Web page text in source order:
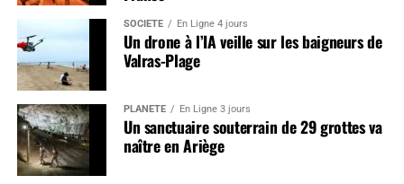
SOCIÉTÉ En Ligne 4 jours
Un drone à l’IA veille sur les baigneurs de
Valras-Plage
PLANÈTE En Ligne 3 jours
Un sanctuaire souterrain de 29 grottes va
naître en Ariège